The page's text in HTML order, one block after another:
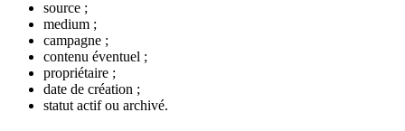
source ;
medium ;
campagne ;
contenu éventuel ;
propriétaire ;
date de création ;
statut actif ou archivé.